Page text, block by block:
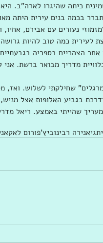
כיתה שהיגרו לארה"ב.
בכמה בנים עירית היתה
נעורים עם אבירם,
לעירית כמה טוב להיות
אחר הצהריים בספריה
מדריך מבואר ברשת.
שחילקתי לשלוש. ואז,
בגביע האלופות אצל
שהייתי באמצע. ריאל
גיאנירה רבינוביץ'פורום